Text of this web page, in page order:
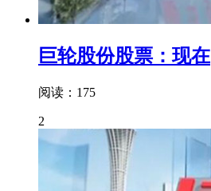
巨轮股份股票：现在
阅读：175
2